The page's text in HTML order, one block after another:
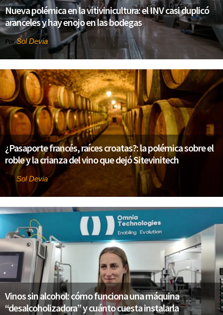
Nueva polémica en la vitivinicultura: el INV casi duplicó
aranceles y hay enojo en las bodegas
PorSol Devia
¿Pasaporte francés, raíces croatas?: la polémica sobre el
roble y la crianza del vino que dejó Sitevinitech
PorSol Devia
Vinos sin alcohol: cómo funciona una máquina
“desalcoholizadora” y cuánto cuesta instalarla